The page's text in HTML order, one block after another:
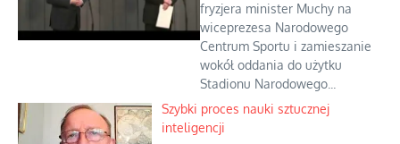
fryzjera minister Muchy na
wiceprezesa Narodowego
Centrum Sportu i zamieszanie
wokół oddania do użytku
Stadionu Narodowego...